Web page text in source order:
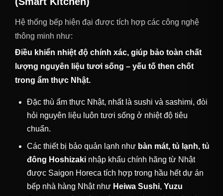
Hệ thống bếp hiện đại được tích hợp các công nghệ
thông minh như:
Điều khiển nhiệt độ chính xác, giúp bảo toàn chất
lượng nguyên liệu tươi sống – yếu tố then chốt
trong ẩm thực Nhật.
Đặc thù ẩm thực Nhật, nhất là sushi và sashimi, đòi
hỏi nguyên liệu luôn tươi sống ở nhiệt độ tiêu
chuẩn.
Các thiết bị bảo quản lạnh như bàn mát, tủ lạnh, tủ
đông Hoshizaki nhập khẩu chính hãng từ Nhật
được Saigon Horeca tích hợp trong hầu hết dự án
bếp nhà hàng Nhật như Heiwa Sushi, Yuzu